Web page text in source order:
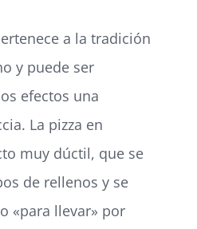
a la tradición
y puede ser
efectos una
La pizza en
muy dúctil, que se
de rellenos y se
«para llevar» por